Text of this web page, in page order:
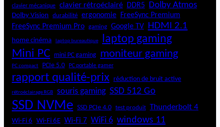
clavier mécanique clavier rétroéclairé DDR5 Dolby Atmos
Dolby Vision durabilité ergonomie FreeSync Premium
FreeSync Premium Pro
gaming Google TV HDMI 2.1
home cinéma laptop bureautique laptop gaming
Mini PC mini PC gaming moniteur gaming
PC compact PCIe 5.0 PC portable gamer
rapport qualité-prix réduction de bruit active
rétroéclairage RGB souris gaming SSD 512 Go
SSD NVMe SSD PCIe 4.0 test produit Thunderbolt 4
Wi-Fi 6 Wi-Fi 6E Wi-Fi 7 WiFi 6 windows 11